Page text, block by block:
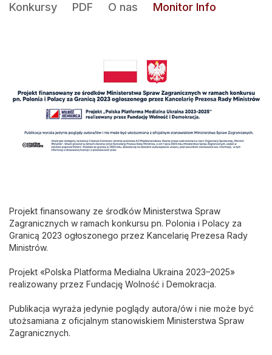
Konkursy
PDF O nas Monitor Info
Projekt finansowany ze środków Ministerstwa Spraw
Zagranicznych w ramach konkursu pn. Polonia i Polacy za
Granicą 2023 ogłoszonego przez Kancelarię Prezesa Rady
Ministrów.
Projekt «Polska Platforma Medialna Ukraina 2023–2025»
realizowany przez Fundację Wolność i Demokracja.
Publikacja wyraża jedynie poglądy autora/ów i nie może być
utożsamiana z oficjalnym stanowiskiem Ministerstwa Spraw
Zagranicznych.